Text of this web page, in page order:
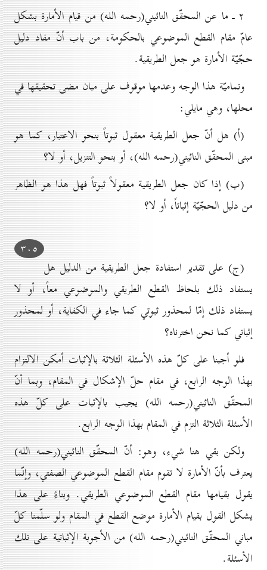
۲ ـ ما عن المحقّق النائيني(رحمه الله) من قيام الأمارة بشكل
عامّ مقام القطع الموضوعي بالحكومة، من باب أنّ مفاد دليل
حجّيّة الأمارة هو جعل الطريقية.
وتماميّة هذا الوجه وعدمها موقوف على مبان مضى تحقيقها في
محلها، وهي مايلي:
(أ) هل أنّ جعل الطريقية معقول ثبوتاً بنحو الاعتبار، كما هو
مبنى المحقّق النائيني(رحمه الله)، أو بنحو التنزيل، أو لا؟
(ب) إذا كان جعل الطريقية معقولاً ثبوتاً فهل هذا هو الظاهر
من دليل الحجّيّة إثباتاً، أو لا؟
۳٠٥
(ج) على تقدير استفادة جعل الطريقية من الدليل هل
يستفاد ذلك بلحاظ القطع الطريقي والموضوعي معاً، أو لا
يستفاد ذلك إمّا لمحذور ثبوتي كما جاء في الكفاية، أو لمحذور
إثباتي كما نحن اخترناه؟
فلو أجبنا على كلّ هذه الأسئلة الثلاثة بالإثبات أمكن الالتزام
بهذا الوجه الرابع، في مقام حلّ الإشكال في المقام، وبما أنّ
المحقّق النائيني(رحمه الله) يجيب بالإثبات على كلّ هذه
الأسئلة الثلاثة التزم في المقام بهذا الوجه الرابع.
ولكن بقي هنا شيء، وهو: أنّ المحقّق النائيني(رحمه الله)
يعترف بأنّ الأمارة لا تقوم مقام القطع الموضوعي الصفتي، وإنّما
يقول بقيامها مقام القطع الموضوعي الطريقي. وبناءً على هذا
يشكل القول بقيام الأمارة موضع القطع في المقام ولو سلّمنا كلّ
مباني المحقّق النائيني(رحمه الله) من الأجوبة الإثباتية على تلك
الأسئلة.